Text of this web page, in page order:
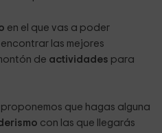
comidas en la cabaña.
Fisterra y ofrecemos
y cena bajo petición al
de moverse
cuando se aloja en nuestras
en el que vas a poder
las mejores
de actividades para
que hagas alguna
con las que llegarás